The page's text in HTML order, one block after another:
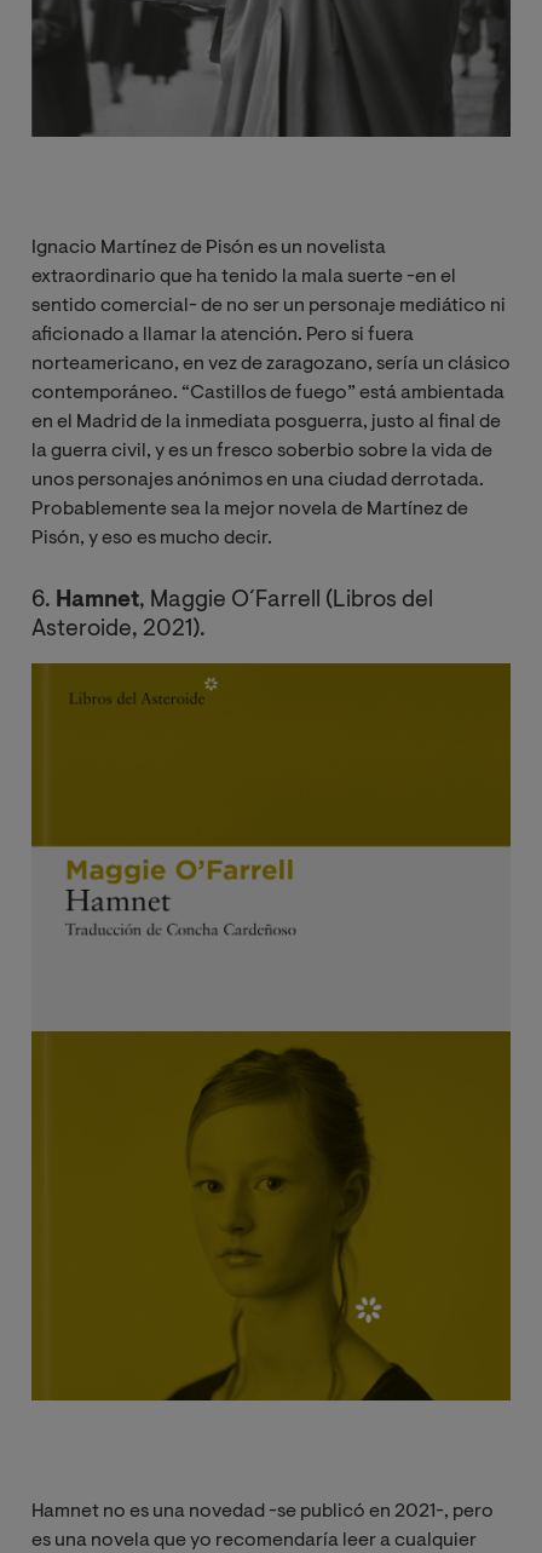
Ignacio Martínez de Pisón es un novelista
extraordinario que ha tenido la mala suerte -en el
sentido comercial- de no ser un personaje mediático ni
aficionado a llamar la atención. Pero si fuera
norteamericano, en vez de zaragozano, sería un clásico
contemporáneo. “Castillos de fuego” está ambientada
en el Madrid de la inmediata posguerra, justo al final de
la guerra civil, y es un fresco soberbio sobre la vida de
unos personajes anónimos en una ciudad derrotada.
Probablemente sea la mejor novela de Martínez de
Pisón, y eso es mucho decir.
6. Hamnet, Maggie O´Farrell (Libros del
Asteroide, 2021).
Hamnet no es una novedad -se publicó en 2021-, pero
es una novela que yo recomendaría leer a cualquier